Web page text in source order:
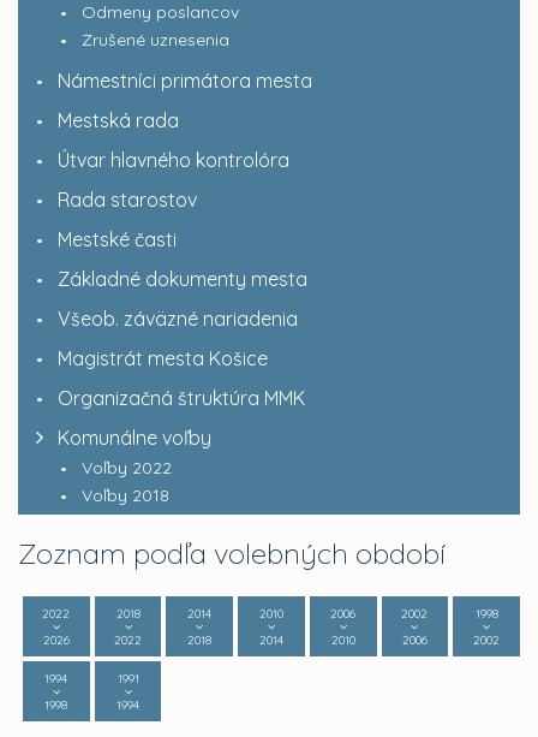
Odmeny poslancov
Zrušené uznesenia
Námestníci primátora mesta
Mestská rada
Útvar hlavného kontrolóra
Rada starostov
Mestské časti
Základné dokumenty mesta
Všeob. záväzné nariadenia
Magistrát mesta Košice
Organizačná štruktúra MMK
Komunálne voľby
Voľby 2022
Voľby 2018
Zoznam podľa volebných období
2022
2026
2018
2022
2014
2018
2010
2014
2006
2010
2002
2006
1998
2002
1994
1998
1991
1994